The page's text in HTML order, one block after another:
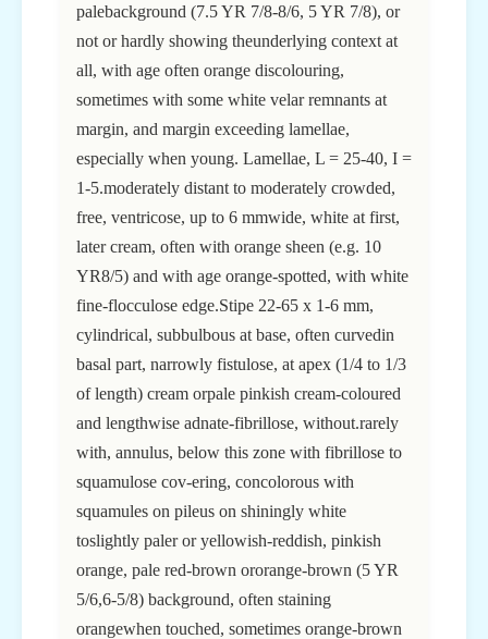
palebackground (7.5 YR 7/8-8/6, 5 YR 7/8), or
not or hardly showing theunderlying context at
all, with age often orange discolouring,
sometimes with some white velar remnants at
margin, and margin exceeding lamellae,
especially when young. Lamellae, L = 25-40, I =
1-5.moderately distant to moderately crowded,
free, ventricose, up to 6 mmwide, white at first,
later cream, often with orange sheen (e.g. 10
YR8/5) and with age orange-spotted, with white
fine-flocculose edge.Stipe 22-65 x 1-6 mm,
cylindrical, subbulbous at base, often curvedin
basal part, narrowly fistulose, at apex (1/4 to 1/3
of length) cream orpale pinkish cream-coloured
and lengthwise adnate-fibrillose, without.rarely
with, annulus, below this zone with fibrillose to
squamulose cov-ering, concolorous with
squamules on pileus on shiningly white
toslightly paler or yellowish-reddish, pinkish
orange, pale red-brown ororange-brown (5 YR
5/6,6-5/8) background, often staining
orangewhen touched, sometimes orange-brown